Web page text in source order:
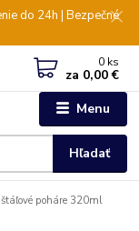
do 24h | Bezpečné
Menu
Hľadať
0 ks
za 0,00 €
poháre 320ml